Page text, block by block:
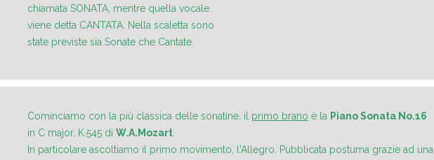
chiamata SONATA, mentre quella vocale
viene detta CANTATA. Nella scaletta sono
state previste sia Sonate che Cantate.
Cominciamo con la più classica delle sonatine, il primo brano è la Piano Sonata No.16
in C major, K.545 di W.A.Mozart.
In particolare ascoltiamo il primo movimento, l'Allegro. Pubblicata postuma grazie ad una